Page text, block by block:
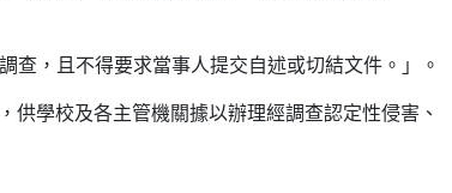
查，且不得要求當事人提交自述或切結文件。」。
學校及各主管機關據以辦理經調查認定性侵害、